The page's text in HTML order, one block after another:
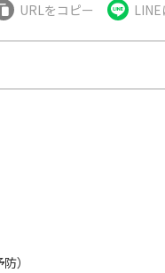
URLをコピー LINE
）